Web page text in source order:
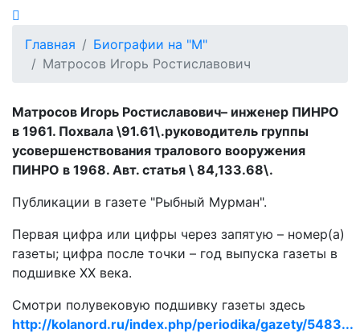
Главная
Биографии на "М"
Матросов Игорь Ростиславович
Матросов Игорь Ростиславович– инженер ПИНРО
в 1961. Похвала \91.61\.руководитель группы
усовершенствования тралового вооружения
ПИНРО в 1968. Авт. статья \ 84,133.68\.
Публикации в газете "Рыбный Мурман".
Первая цифра или цифры через запятую – номер(а)
газеты; цифра после точки – год выпуска газеты в
подшивке ХХ века.
Смотри полувековую подшивку газеты здесь
http://kolanord.ru/index.php/periodika/gazety/5483...